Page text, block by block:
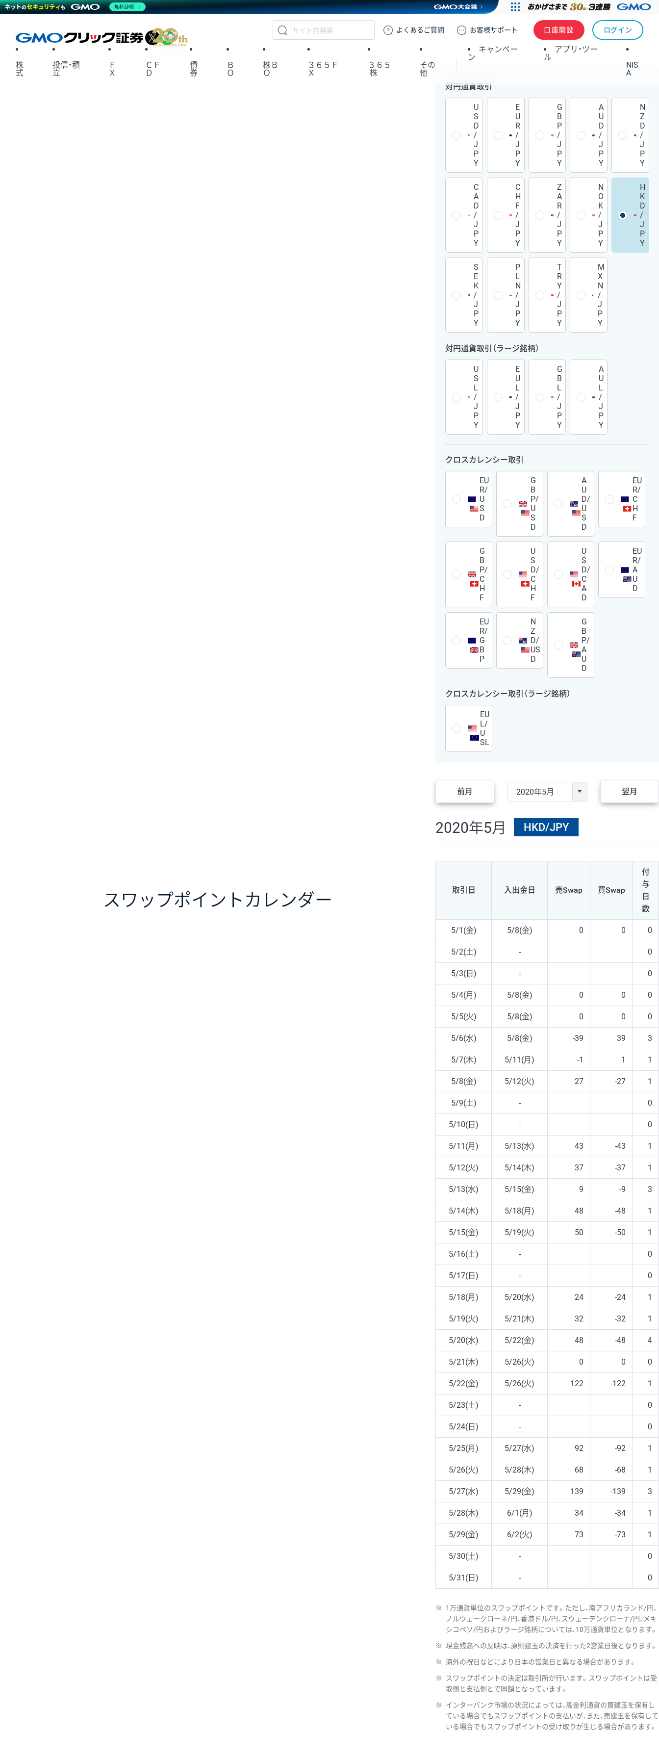
GMOクリック証券
よくある ご質問 お客様サポート 口座開設 ログイン
X
株
式
投信・積
立
Ｆ
Ｘ
ＣＦ
Ｄ
債
券
Ｂ
Ｏ
株Ｂ
Ｏ
３６５Ｆ
Ｘ
３６５
株
その
他
キャンペー
ン
アプリ・ツー
ル
NIS
A
スワップポイント カレンダー
対円通貨取引
U
S
D
/
J
P
Y
E
U
R
/
J
P
Y
G
B
P
/
J
P
Y
A
U
D
/
J
P
Y
N
Z
D
/
J
P
Y
C
A
D
/
J
P
Y
C
H
F
/
J
P
Y
Z
A
R
/
J
P
Y
N
O
K
/
J
P
Y
H
K
D
/
J
P
Y
S
E
K
/
J
P
Y
P
L
N
/
J
P
Y
T
R
Y
/
J
P
Y
M
X
N
/
J
P
Y
対円通貨取引（ラージ銘柄）
U
S
L
/
J
P
Y
E
U
L
/
J
P
Y
G
B
L
/
J
P
Y
A
U
L
/
J
P
Y
クロスカレンシー取引
EU
R/
U
S
D
G
B
P/
U
S
D
A
U
D/
U
S
D
EU
R/
C
H
F
G
B
P/
C
H
F
U
S
D/
C
H
F
U
S
D/
C
A
D
EU
R/
A
U
D
EU
R/
G
B
P
N
Z
D/
US
D
G
B
P/
A
U
D
クロスカレンシー取引（ラージ銘柄）
EU
L/
U
SL
前月 翌月
2020年5月 HKD/JPY
取引日 入出金日 売Swap 買Swap
付
与
日
数
5/1(金) 5/8(金) 0 0 0
5/2(土) - 0
5/3(日) - 0
5/4(月) 5/8(金) 0 0 0
5/5(火) 5/8(金) 0 0 0
5/6(水) 5/8(金) -39 39 3
5/7(木) 5/11(月) -1 1 1
5/8(金) 5/12(火) 27 -27 1
5/9(土) - 0
5/10(日) - 0
5/11(月) 5/13(水) 43 -43 1
5/12(火) 5/14(木) 37 -37 1
5/13(水) 5/15(金) 9 -9 3
5/14(木) 5/18(月) 48 -48 1
5/15(金) 5/19(火) 50 -50 1
5/16(土) - 0
5/17(日) - 0
5/18(月) 5/20(水) 24 -24 1
5/19(火) 5/21(木) 32 -32 1
5/20(水) 5/22(金) 48 -48 4
5/21(木) 5/26(火) 0 0 0
5/22(金) 5/26(火) 122 -122 1
5/23(土) - 0
5/24(日) - 0
5/25(月) 5/27(水) 92 -92 1
5/26(火) 5/28(木) 68 -68 1
5/27(水) 5/29(金) 139 -139 3
5/28(木) 6/1(月) 34 -34 1
5/29(金) 6/2(火) 73 -73 1
5/30(土) - 0
5/31(日) - 0
※
1万通貨単位のスワップポイントです。ただし、南アフリカランド/円、
ノルウェークローネ/円、香港ドル/円、スウェーデンクローナ/円、メキ
シコペソ/円およびラージ銘柄については、10万通貨単位となります。
※ 現金残高への反映は、原則建玉の決済を行った2営業日後となります。
※ 海外の祝日などにより日本の営業日と異なる場合があります。
※
スワップポイントの決定は取引所が行います。スワップポイントは受
取側と支払側とで同額となっています。
※
インターバンク市場の状況によっては、高金利通貨の買建玉を保有し
ている場合でもスワップポイントの支払いが、また、売建玉を保有して
いる場合でもスワップポイントの受け取りが生じる場合があります。
無料診断